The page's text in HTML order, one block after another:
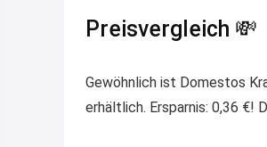
Preisvergleich 💸
Gewöhnlich ist Domestos
erhältlich. Ersparnis: 0,36 €!